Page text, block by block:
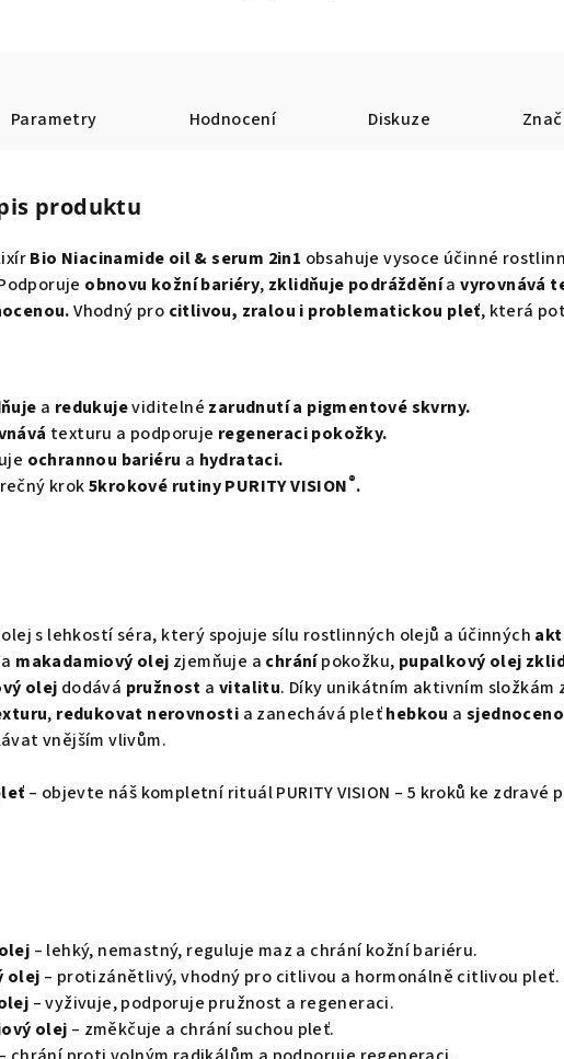
Parametry Hodnocení Diskuze
produktu
Bio Niacinamide oil & serum 2in1 obsahuje vysoce účinné
obnovu kožní bariéry, zklidňuje podrážděnía vyrovnává
Vhodný pro citlivou, zralou i problematickou pleť, která
a redukujeviditelné zarudnutí a pigmentové skvrny.
texturu a podporuje regeneraci pokožky.
ochrannou bariéru a hydrataci.
krok5krokové rutiny PURITY VISION®.
s lehkostí séra, který spojuje sílu rostlinných olejů a účinných
a makadamiový olej zjemňuje a chránípokožku, pupalkový olej
olej dodává pružnost a vitalitu. Díky unikátním aktivním složkám
, redukovat nerovnosti a zanechává pleťhebkou a
vnějším vlivům.
– objevte náš kompletní rituál PURITY VISION – 5 kroků ke zdravé
– lehký, nemastný, reguluje maz a chrání kožní bariéru.
olej – protizánětlivý, vhodný pro citlivou a hormonálně citlivou pleť.
– vyživuje, podporuje pružnost a regeneraci.
olej – změkčuje a chrání suchou pleť.